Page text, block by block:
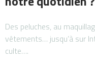
Des peluches, au
vêtements… jusqu’à sur
culte….